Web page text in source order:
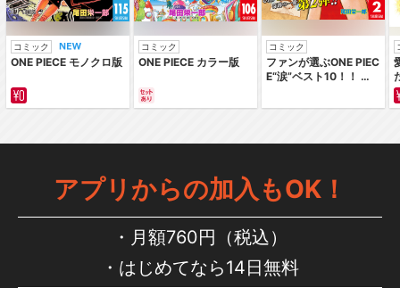
にじよん あにめーしょん２
にじよん あにめーしょん 第13
～15話（Bl…
コミック
ONE PIECE モノクロ版
コミック
ONE PIECE カラー版
コミック
ファンが選ぶONE PIEC
E“涙”ベスト10！！ ～
編～ カラー版
アプリからの加入もOK！
月額760円（税込）
はじめてなら14日無料